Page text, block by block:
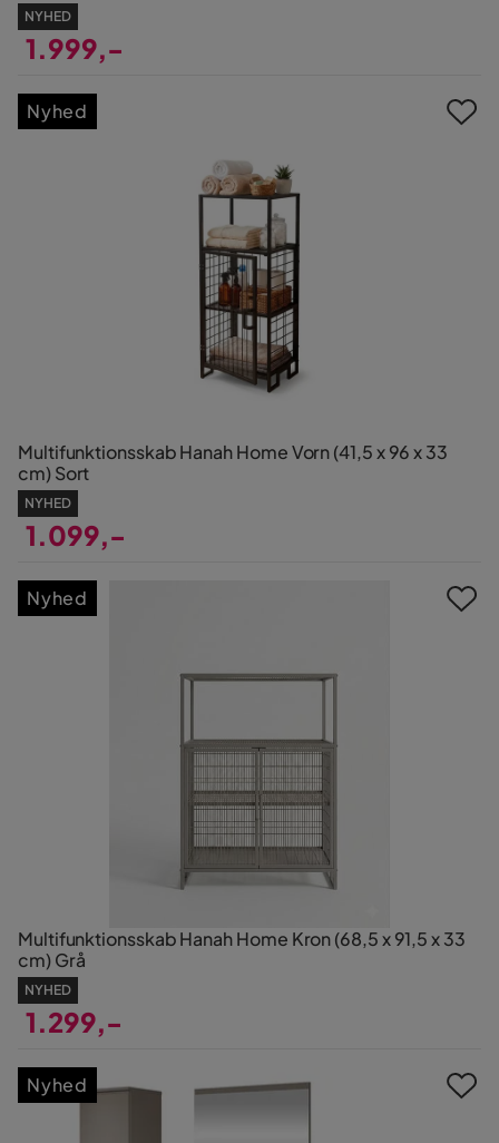
NYHED
1.999,-
Multifunktionsskab Hanah Home Vorn (41,5 x 96 x 33
cm) Sort
NYHED
1.099,-
Nyhed
Multifunktionsskab Hanah Home Kron (68,5 x 91,5 x 33
cm) Grå
NYHED
1.299,-
Nyhed
Nyhed